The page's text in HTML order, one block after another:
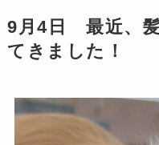
9月4日 最近、
てきました！